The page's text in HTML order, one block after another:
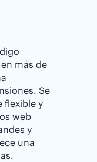
más de
Se
flexible y
web
y
una